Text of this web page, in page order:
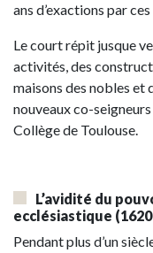
ans d’exactions par
Le court répit jusque
activités, des
maisons des nobles et
nouveaux co-seigneurs
Collège de Toulouse.
L’avidité du
ecclésiastique
Pendant plus d’un